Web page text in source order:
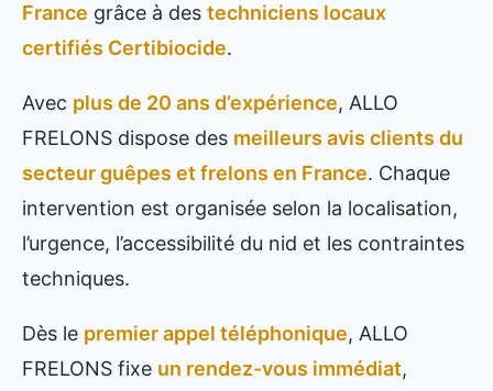
France grâce à des techniciens locaux
certifiés Certibiocide.
Avec plus de 20 ans d’expérience, ALLO
FRELONS dispose des meilleurs avis clients du
secteur guêpes et frelons en France. Chaque
intervention est organisée selon la localisation,
l’urgence, l’accessibilité du nid et les contraintes
techniques.
Dès le premier appel téléphonique, ALLO
FRELONS fixe un rendez-vous immédiat,